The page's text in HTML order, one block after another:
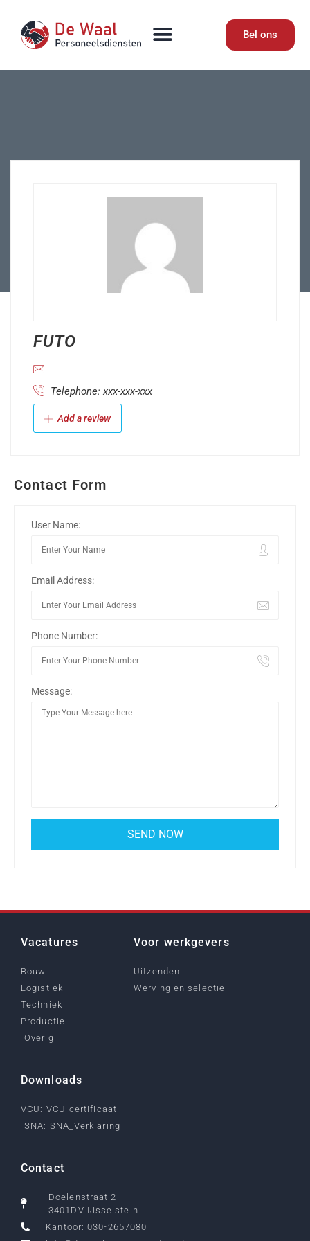
Bel ons
FUTO
Telephone: xxx-xxx-xxx
Add a review
Contact Form
User Name:
Email Address:
Phone Number:
Message:
Vacatures
Bouw
Logistiek
Techniek
Productie
Overig
Voor werkgevers
Uitzenden
Werving en selectie
Downloads
VCU: VCU-certificaat
SNA: SNA_Verklaring
Contact
Doelenstraat 2
3401DV IJsselstein
Kantoor: 030-2657080